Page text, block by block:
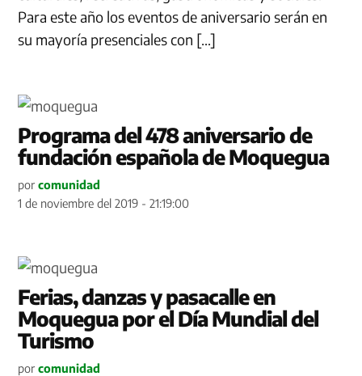
Para este año los eventos de aniversario serán en
su mayoría presenciales con […]
Programa del 478 aniversario de
fundación española de Moquegua
por comunidad
1 de noviembre del 2019 - 21:19:00
Ferias, danzas y pasacalle en
Moquegua por el Día Mundial del
Turismo
por comunidad